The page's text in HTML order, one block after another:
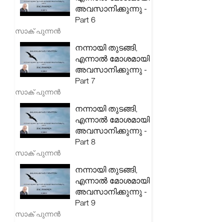
അവസാനിക്കുന്നു -
Part 6
സാക് പുന്നൻ
നന്നായി തുടങ്ങി,
എന്നാൽ മോശമായി
അവസാനിക്കുന്നു -
Part 7
സാക് പുന്നൻ
നന്നായി തുടങ്ങി,
എന്നാൽ മോശമായി
അവസാനിക്കുന്നു -
Part 8
സാക് പുന്നൻ
നന്നായി തുടങ്ങി,
എന്നാൽ മോശമായി
അവസാനിക്കുന്നു -
Part 9
സാക് പുന്നൻ